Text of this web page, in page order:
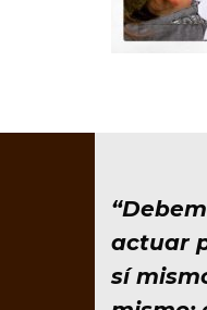
actuar
sí